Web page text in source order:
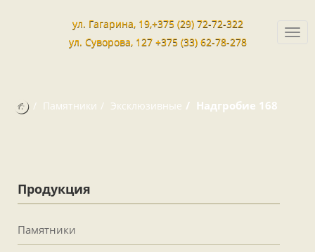
ул. Гагарина, 19,+375 (29) 72-72-322
ул. Суворова, 127 +375 (33) 62-78-278
Памятники Эксклюзивные Надгробие 168
Продукция
Памятники